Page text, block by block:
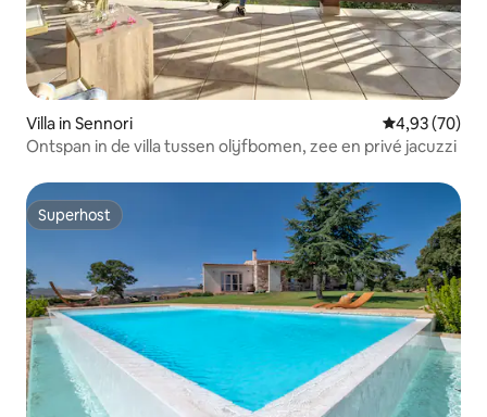
Villa in Sennori Gemiddelde
4,93 (70)
Ontspan in de villa tussen olijfbomen, zee en privé jacuzzi
Superhost
Superhost